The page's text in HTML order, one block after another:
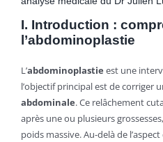
I. Introduction :
l’abdominoplastie
L’abdominoplastie est une
l’objectif principal est de corriger
abdominale. Ce relâchement
après une ou plusieurs
poids massive. Au-delà de